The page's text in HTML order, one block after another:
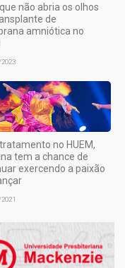
não abria os olhos
de
amniótica no
no HUEM,
tem a chance de
exercendo a paixão